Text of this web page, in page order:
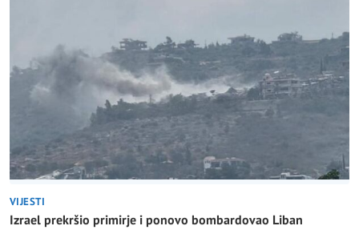
VIJESTI
Izrael prekršio primirje i ponovo bombardovao Liban